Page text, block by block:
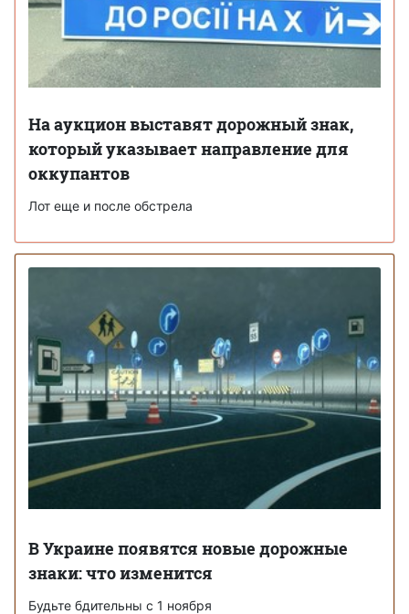
На аукцион выставят дорожный знак,
который указывает направление для
оккупантов
Лот еще и после обстрела
В Украине появятся новые дорожные
знаки: что изменится
Будьте бдительны с 1 ноября